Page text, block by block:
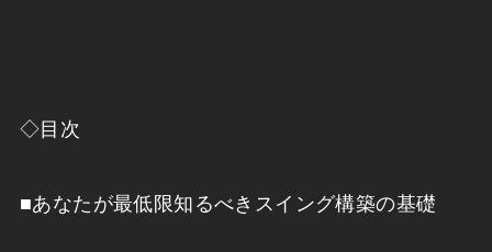
◇目次
■あなたが最低限知るべきスイング構築の基礎